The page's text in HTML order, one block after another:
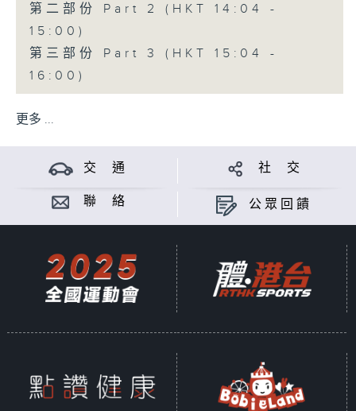
第二部份 Part 2 (HKT 14:04 -
15:00)
第三部份 Part 3 (HKT 15:04 -
16:00)
更多 ...
交 通 社 交
聯 絡 公眾回饋